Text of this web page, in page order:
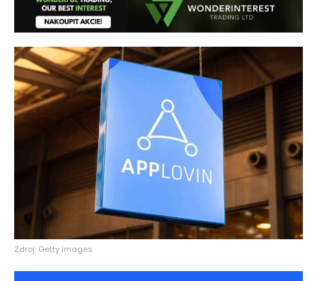
Zdroj: Getty Images